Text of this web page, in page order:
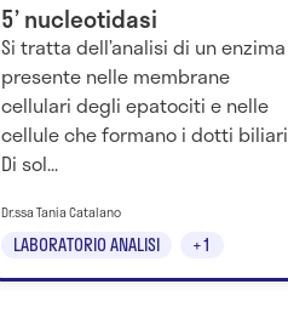
5’ nucleotidasi
Si tratta dell’analisi di un enzima
presente nelle membrane
cellulari degli epatociti e nelle
cellule che formano i dotti
Di sol...
LABORATORIO ANALISI +1
Dr.ssa Tania Catalano